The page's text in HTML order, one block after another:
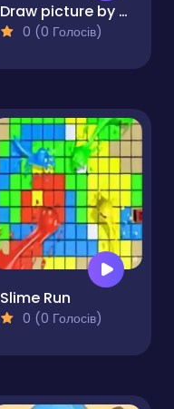
Draw picture by numbers. Pixel Art.
0 (0 Голосів)
Slime Run
0 (0 Голосів)